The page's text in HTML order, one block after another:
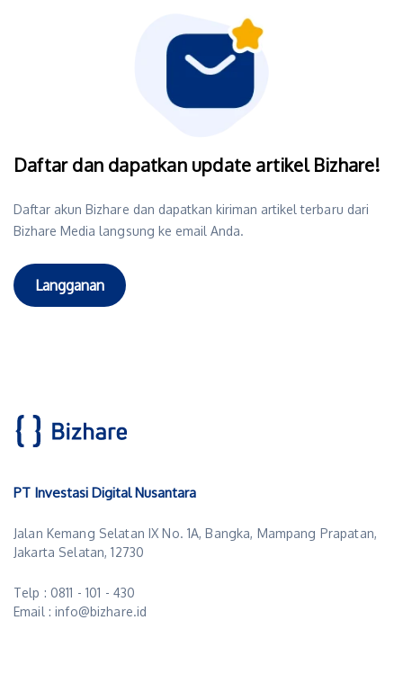
Daftar dan dapatkan update artikel Bizhare!
Daftar akun Bizhare dan dapatkan kiriman artikel terbaru dari
Bizhare Media langsung ke email Anda.
Langganan
PT Investasi Digital Nusantara
Jalan Kemang Selatan IX No. 1A, Bangka, Mampang Prapatan,
Jakarta Selatan, 12730
Telp : 0811 - 101 - 430
Email : info@bizhare.id